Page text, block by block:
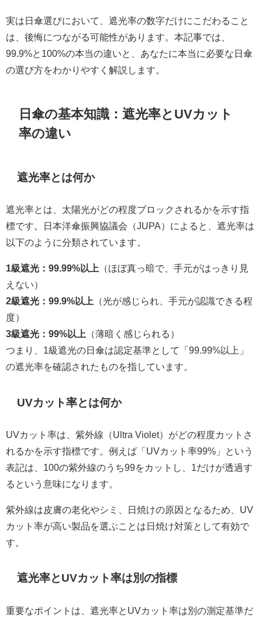
実は日傘選びにおいて、遮光率の数字だけにこだわること
は、後悔につながる可能性があります。本記事では、
99.9%と100%の本当の違いと、あなたに本当に必要な日傘
の選び方をわかりやすく解説します。
日傘の基本知識：遮光率とUVカット
率の違い
遮光率とは何か
遮光率とは、太陽光がどの程度ブロックされるかを示す指
標です。日本洋傘振興協議会（JUPA）によると、遮光率は
以下のように分類されています。
1級遮光：99.99%以上 （ほぼ真っ暗で、手元がはっきり見
えない）
2級遮光：99.9%以上 （光が感じられ、手元が認識できる程
度）
3級遮光：99%以上 （薄暗く感じられる）
つまり、1級遮光の日傘は認定基準として「99.99%以上」
の遮光率を確認されたものを指しています。
UVカット率とは何か
UVカット率は、紫外線（Ultra Violet）がどの程度カットさ
れるかを示す指標です。例えば「UVカット率99%」という
表記は、100の紫外線のうち99をカットし、1だけが透過す
るという意味になります。
紫外線は皮膚の老化やシミ、日焼けの原因となるため、UV
カット率が高い製品を選ぶことは日焼け対策として有効で
す。
遮光率とUVカット率は別の指標
重要なポイントは、遮光率とUVカット率は別の測定基準だ